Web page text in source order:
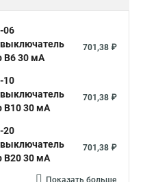
06
B6 30 мА
701,38 ₽
10
B10 30 мА
701,38 ₽
20
B20 30 мА
701,38 ₽
Показать больше